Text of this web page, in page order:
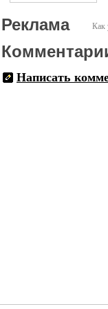
Как
Реклама
Написать